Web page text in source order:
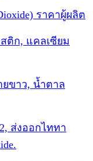
ราคาผู้ผลิต
ติก, แคลเซียม
ขาว, น้ำตาล
ส่งออกไททา